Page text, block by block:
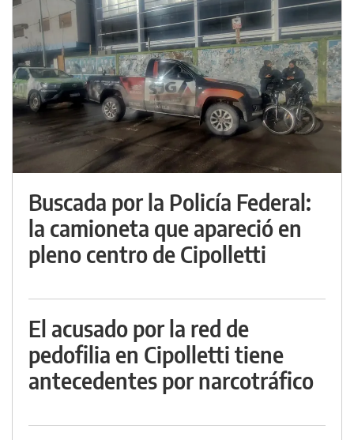
Buscada por la Policía Federal:
la camioneta que apareció en
pleno centro de Cipolletti
El acusado por la red de
pedofilia en Cipolletti tiene
antecedentes por narcotráfico